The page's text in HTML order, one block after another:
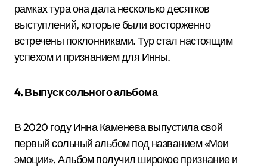
рамках тура она дала несколько десятков
выступлений, которые были восторженно
встречены поклонниками. Тур стал настоящим
успехом и признанием для Инны.
4. Выпуск сольного альбома
В 2020 году Инна Каменева выпустила свой
первый сольный альбом под названием «Мои
эмоции». Альбом получил широкое признание и